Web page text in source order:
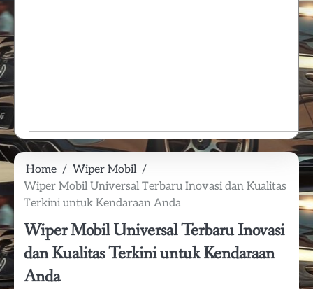
Home
Wiper Mobil
Wiper Mobil Universal Terbaru Inovasi dan Kualitas
Terkini untuk Kendaraan Anda
Wiper Mobil Universal Terbaru Inovasi
dan Kualitas Terkini untuk Kendaraan
Anda